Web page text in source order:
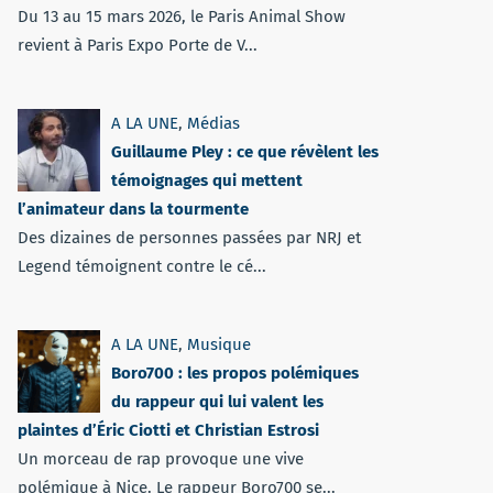
Du 13 au 15 mars 2026, le Paris Animal Show
revient à Paris Expo Porte de V...
A LA UNE, Médias
Guillaume Pley : ce que révèlent les
témoignages qui mettent
l’animateur dans la tourmente
Des dizaines de personnes passées par NRJ et
Legend témoignent contre le cé...
A LA UNE, Musique
Boro700 : les propos polémiques
du rappeur qui lui valent les
plaintes d’Éric Ciotti et Christian Estrosi
Un morceau de rap provoque une vive
polémique à Nice. Le rappeur Boro700 se...